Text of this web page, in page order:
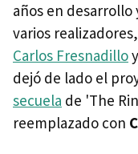
años en desarrollo
varios
Carlos Fresnadilloy
dejó de lado el
secuela de 'The
reemplazado con